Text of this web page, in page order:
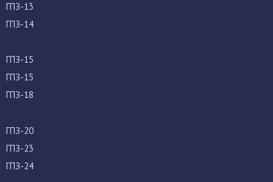
ГПЗ-13
ГПЗ-14
ГПЗ-15
ГПЗ-15
ГПЗ-18
ГПЗ-20
ГПЗ-23
ГПЗ-24